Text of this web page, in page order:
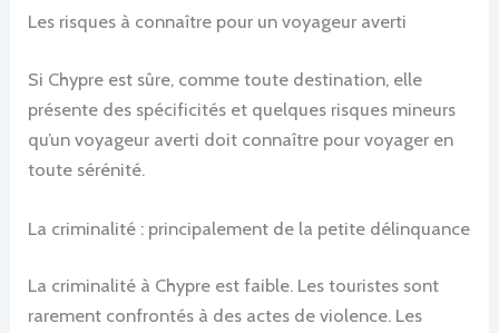
Les risques à connaître pour un voyageur averti
Si Chypre est sûre, comme toute destination, elle
présente des spécificités et quelques risques mineurs
qu’un voyageur averti doit connaître pour voyager en
toute sérénité.
La criminalité : principalement de la petite délinquance
La criminalité à Chypre est faible. Les touristes sont
rarement confrontés à des actes de violence. Les